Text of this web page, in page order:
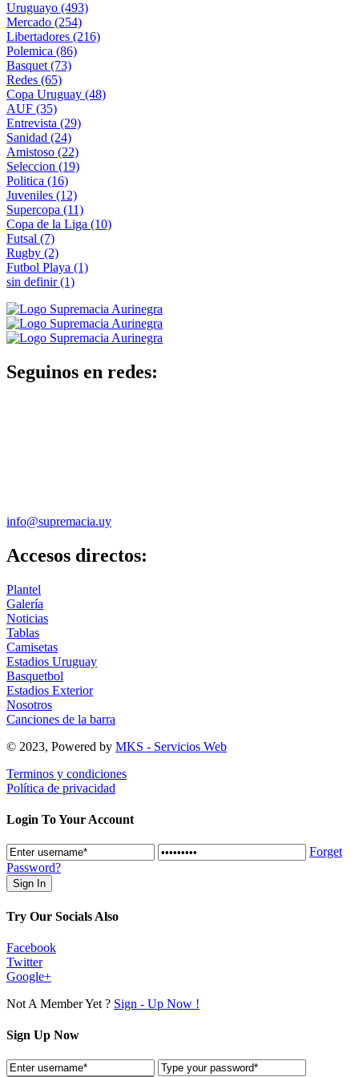
Uruguayo (493)
Mercado (254)
Libertadores (216)
Polemica (86)
Basquet (73)
Redes (65)
Copa Uruguay (48)
AUF (35)
Entrevista (29)
Sanidad (24)
Amistoso (22)
Seleccion (19)
Politica (16)
Juveniles (12)
Supercopa (11)
Copa de la Liga (10)
Futsal (7)
Rugby (2)
Futbol Playa (1)
sin definir(1)
Seguinos en redes:
info@supremacia.uy
Accesos directos:
Plantel
Galería
Noticias
Tablas
Camisetas
Estadios Uruguay
Basquetbol
Estadios Exterior
Nosotros
Canciones de la barra
© 2023, Powered by MKS - Servicios Web
Terminos y condiciones
Política de privacidad
Login To Your Account
Forget
Password?
Try Our Socials Also
Facebook
Twitter
Google+
Not A Member Yet ? Sign - Up Now !
Sign Up Now